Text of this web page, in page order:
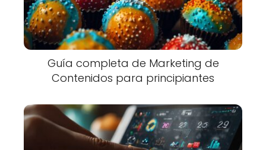
Guía completa de Marketing de
Contenidos para principiantes